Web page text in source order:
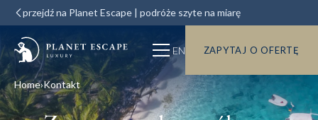
przejdź na Planet Escape | podróże szyte na miarę
EN ZAPYTAJ O OFERTĘ
Home Kontakt